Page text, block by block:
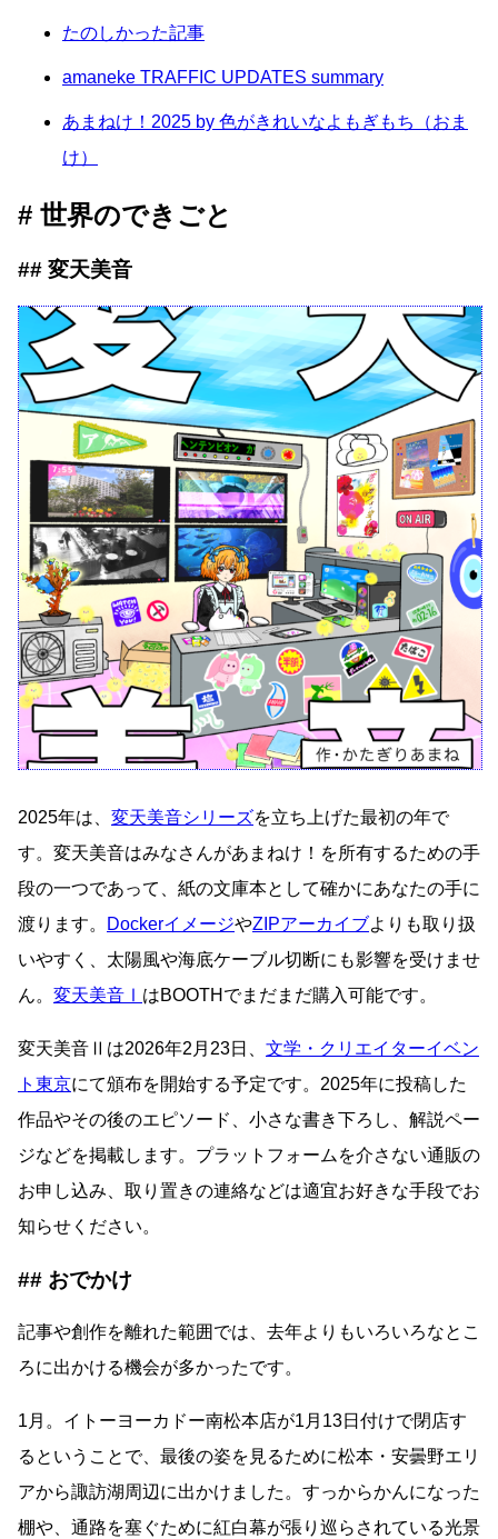
たのしかった記事
amaneke TRAFFIC UPDATES summary
あまねけ！2025 by 色がきれいなよもぎもち（おま
け）
世界のできごと
変天美音
2025年は、 変天美音シリーズを立ち上げた最初の年で
す。変天美音はみなさんがあまねけ！を所有するための手
段の一つであって、紙の文庫本として確かにあなたの手に
渡ります。
DockerイメージやZIPアーカイブよりも取り扱
いやすく、太陽風や海底ケーブル切断にも影響を受けませ
ん。 変天美音Ⅰ はBOOTHでまだまだ購入可能です。
変天美音Ⅱは2026年2月23日、 文学・クリエイターイベン
ト東京にて頒布を開始する予定です。2025年に投稿した
作品やその後のエピソード、小さな書き下ろし、解説ペー
ジなどを掲載します。プラットフォームを介さない通販の
お申し込み、取り置きの連絡などは適宜お好きな手段でお
知らせください。
おでかけ
記事や創作を離れた範囲では、去年よりもいろいろなとこ
ろに出かける機会が多かったです。
1月。イトーヨーカドー南松本店が1月13日付けで閉店す
るということで、最後の姿を見るために松本・安曇野エリ
アから諏訪湖周辺に出かけました。すっからかんになった
棚や、通路を塞ぐために紅白幕が張り巡らされている光景